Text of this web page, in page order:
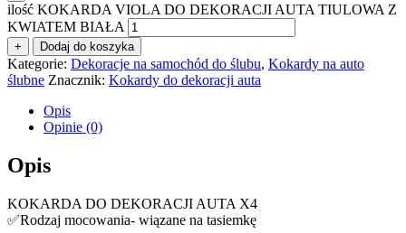
ilość KOKARDA VIOLA DO DEKORACJI AUTA TIULOWA Z
KWIATEM BIAŁA
+ Dodaj do koszyka
Kategorie: Dekoracje na samochód do ślubu, Kokardy na auto
ślubne Znacznik: Kokardy do dekoracji auta
Opis
Opinie (0)
Opis
KOKARDA DO DEKORACJI AUTA X4
✅Rodzaj mocowania- wiązane na tasiemkę